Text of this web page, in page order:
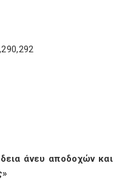
άνευ αποδοχών και